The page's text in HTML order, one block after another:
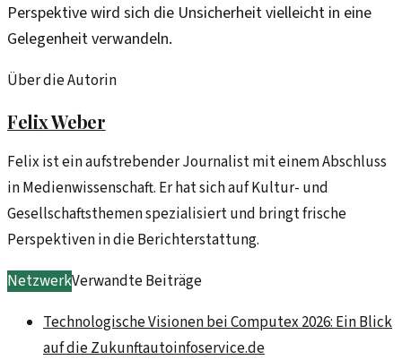
Perspektive wird sich die Unsicherheit vielleicht in eine
Gelegenheit verwandeln.
Über die Autorin
Felix Weber
Felix ist ein aufstrebender Journalist mit einem Abschluss
in Medienwissenschaft. Er hat sich auf Kultur- und
Gesellschaftsthemen spezialisiert und bringt frische
Perspektiven in die Berichterstattung.
NetzwerkVerwandte Beiträge
Technologische Visionen bei Computex 2026: Ein Blick
auf die Zukunftautoinfoservice.de